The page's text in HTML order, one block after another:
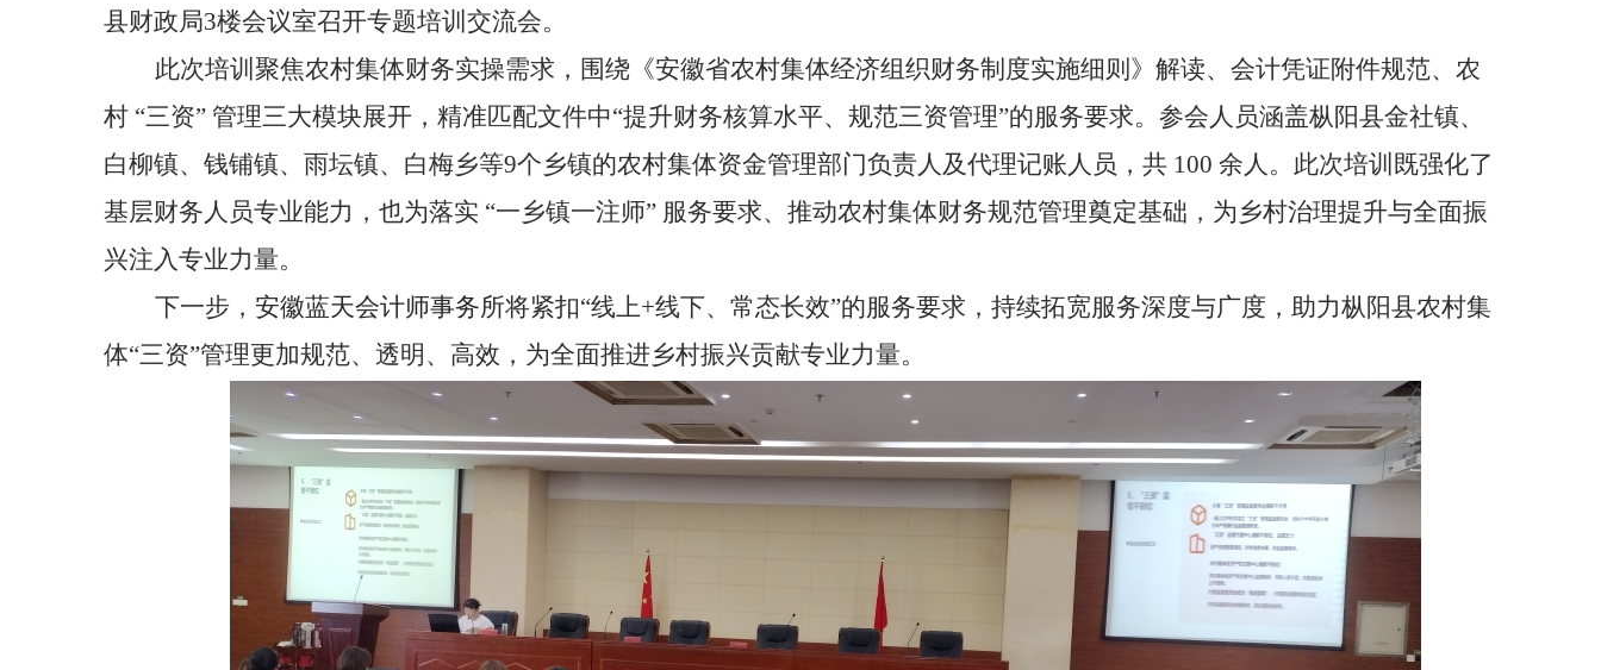
县财政局3楼会议室召开专题培训交流会。
此次培训聚焦农村集体财务实操需求，围绕《安徽省农村集体经济组织财务制度实施细则》解读、会计凭证附件规范、农
村 “三资” 管理三大模块展开，精准匹配文件中“提升财务核算水平、规范三资管理”的服务要求。参会人员涵盖枞阳县金社镇、
白柳镇、钱铺镇、雨坛镇、白梅乡等9个乡镇的农村集体资金管理部门负责人及代理记账人员，共 100 余人。此次培训既强化了
基层财务人员专业能力，也为落实 “一乡镇一注师” 服务要求、推动农村集体财务规范管理奠定基础，为乡村治理提升与全面振
兴注入专业力量。
下一步， 安徽蓝天会计师事务所将紧扣“线上+线下、常态长效”的服务要求，持续拓宽服务深度与广度，助力枞阳县农村集
体“三资”管理更加规范、透明、高效，为全面推进乡村振兴贡献专业力量。